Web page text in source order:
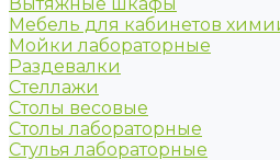
Мебель для кабинетов
Мойки лабораторные
Раздевалки
Стеллажи
Столы весовые
Столы лабораторные
Стулья лабораторные